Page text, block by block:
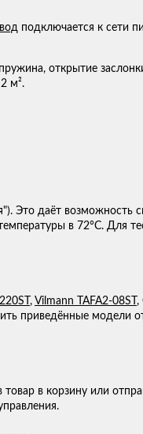
подключается к сети
открытие
м².
Это даёт возможность
в 72°С. Для
, Vilmann TAFA2-08ST ,
приведённые модели
в корзину или